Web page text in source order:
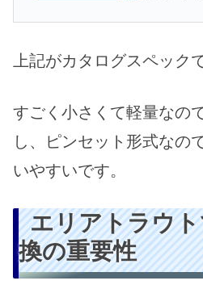
上記がカタログスペック
すごく小さくて軽量なの
し、ピンセット形式なの
いやすいです。
エリアトラウ
換の重要性